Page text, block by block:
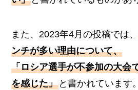
また、2023年4月の投稿では
ンチが多い理由について、
「ロシア選手が不参加の大会
を感じた」 と書かれています。